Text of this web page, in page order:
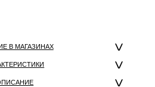
В МАГАЗИНАХ